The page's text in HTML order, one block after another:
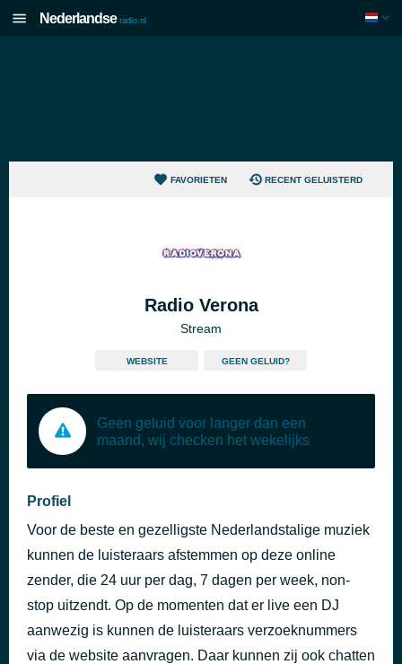
Nederlandse radio.nl
FAVORIETEN RECENT GELUISTERD
Radio Verona
Stream
WEBSITE GEEN GELUID?
Geen geluid voor langer dan een
maand, wij checken het wekelijks
Profiel
Voor de beste en gezelligste Nederlandstalige muziek
kunnen de luisteraars afstemmen op deze online
zender, die 24 uur per dag, 7 dagen per week, non-
stop uitzendt. Op de momenten dat er live een DJ
aanwezig is kunnen de luisteraars verzoeknummers
via de website aanvragen. Daar kunnen zij ook chatten